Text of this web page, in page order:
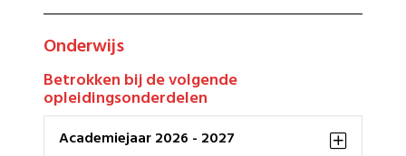
Onderwijs
Betrokken bij de volgende
opleidingsonderdelen
Academiejaar 2026 - 2027